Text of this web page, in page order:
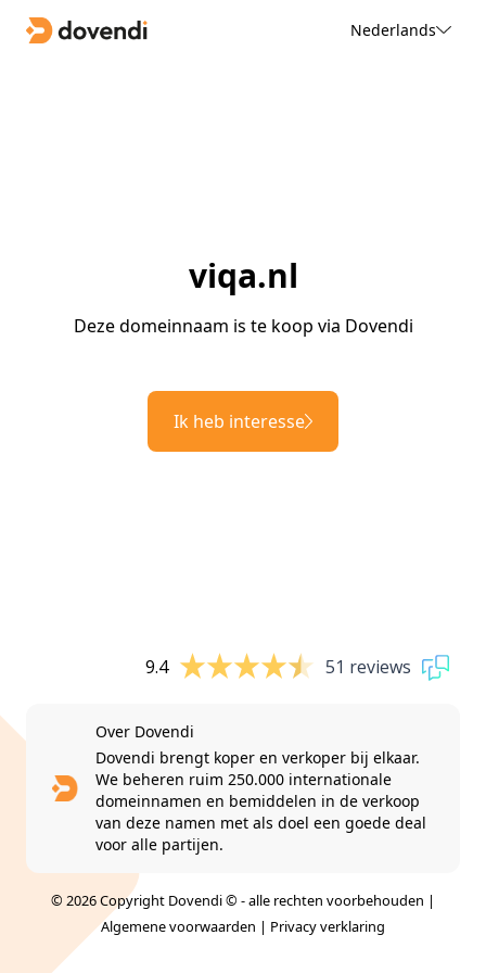
Nederlands
viqa.nl
Deze domeinnaam is te koop via Dovendi
Ik heb interesse
9.4 51 reviews
Over Dovendi
Dovendi brengt koper en verkoper bij elkaar.
We beheren ruim 250.000 internationale
domeinnamen en bemiddelen in de verkoop
van deze namen met als doel een goede deal
voor alle partijen.
© 2026 Copyright Dovendi © - alle rechten voorbehouden |
Algemene voorwaarden | Privacy verklaring